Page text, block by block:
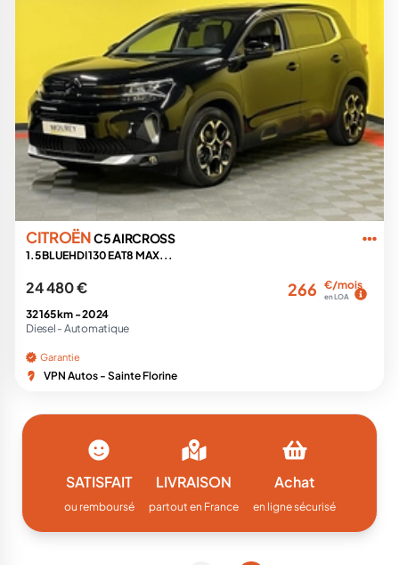
CITROËNC5 AIRCROSS
1.5 BLUEHDI 130 EAT8 MAX...
24 480 € 266 €/mois
en LOA
32 165 km -2024
Diesel - Automatique
Garantie
VPN Autos - Sainte Florine
SATISFAIT
ou remboursé
LIVRAISON
partout en France
Achat
en ligne sécurisé